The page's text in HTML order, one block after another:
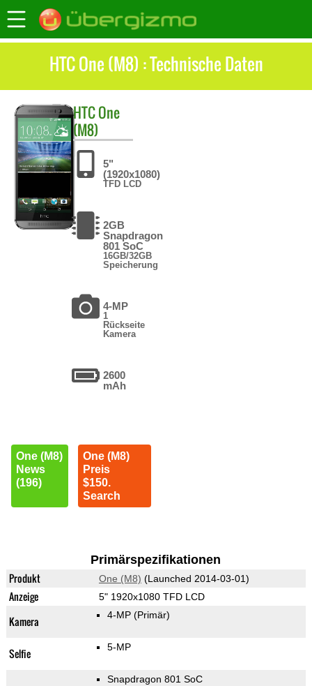
HTC One (M8) : Technische Daten
HTCOne
(M8)
5"
(1920x1080)
TFD LCD
2GB
Snapdragon
801 SoC
16GB/32GB
Speicherung
4-MP
1
Rückseite
Kamera
2600
mAh
One (M8)
News
(196)
One (M8)
Preis
$150.
Search
Primärspezifikationen
Produkt One (M8) (Launched 2014-03-01)
Anzeige 5" 1920x1080 TFD LCD
Kamera 4-MP (Primär)
Selfie 5-MP
Snapdragon 801 SoC